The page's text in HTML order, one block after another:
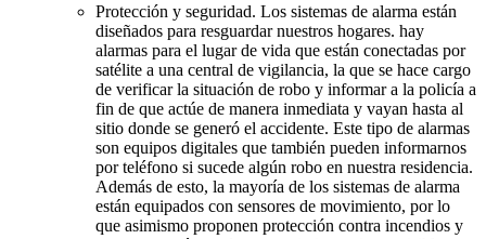
Protección y seguridad. Los sistemas de alarma están
diseñados para resguardar nuestros hogares. hay
alarmas para el lugar de vida que están conectadas por
satélite a una central de vigilancia, la que se hace cargo
de verificar la situación de robo y informar a la policía a
fin de que actúe de manera inmediata y vayan hasta al
sitio donde se generó el accidente. Este tipo de alarmas
son equipos digitales que también pueden informarnos
por teléfono si sucede algún robo en nuestra residencia.
Además de esto, la mayoría de los sistemas de alarma
están equipados con sensores de movimiento, por lo
que asimismo proponen protección contra incendios y